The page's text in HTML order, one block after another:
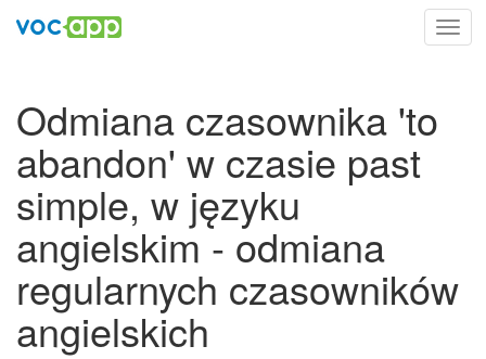
Odmiana czasownika 'to
abandon' w czasie past
simple, w języku
angielskim - odmiana
regularnych czasowników
angielskich